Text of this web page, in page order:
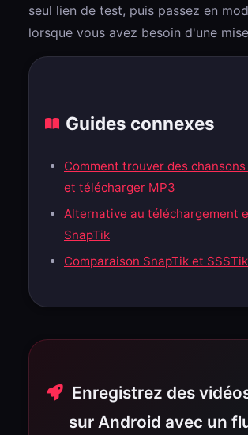
seul lien de test, puis passez en
lorsque vous avez besoin d'une
Guides connexes
Comment trouver des chansons
et télécharger MP3
Alternative au téléchargement
SnapTik
Comparaison SnapTik et SSSTik
Enregistrez des
sur Android avec un